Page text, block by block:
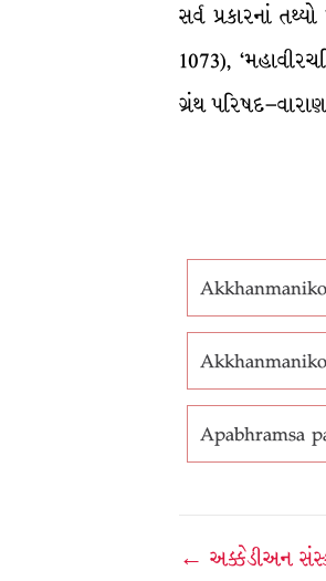
સર્વ પ્રકારનાં
1073),
ગ્રંથ
Apabhramsa
Post
← અક્કેડીઅન